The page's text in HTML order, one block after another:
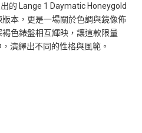
的 Lange 1 Daymatic Honeygold
版本，更是一場關於色調與鏡像佈
色錶盤相互輝映，讓這款限量
演繹出不同的性格與風範。